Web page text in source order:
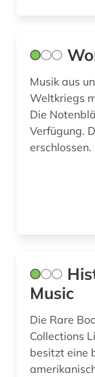
Musik aus
Weltkriegs
Die
Verfügung.
erschlossen.
Music
Die Rare
Collections
besitzt eine